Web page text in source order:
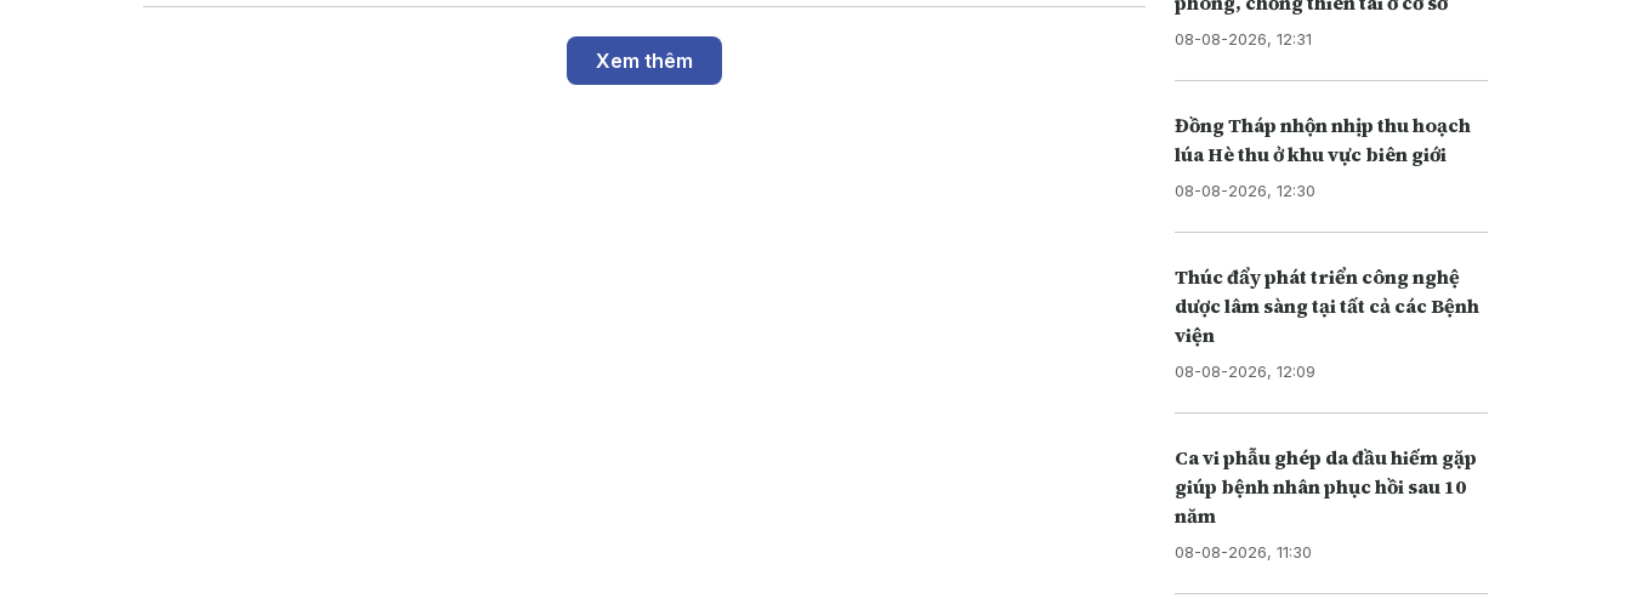
Xem thêm
08-08-2026, 12:31
Đồng Tháp nhộn nhịp thu hoạch
lúa Hè thu ở khu vực biên giới
08-08-2026, 12:30
Thúc đẩy phát triển công nghệ
dược lâm sàng tại tất cả các Bệnh
viện
08-08-2026, 12:09
Ca vi phẫu ghép da đầu hiếm gặp
giúp bệnh nhân phục hồi sau 10
năm
08-08-2026, 11:30